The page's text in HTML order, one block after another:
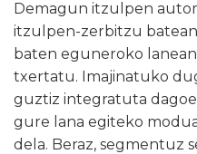
Demagun itzulpen
itzulpen-zerbitzu
baten eguneroko
txertatu. Imajinatuko
guztiz integratuta
gure lana egiteko
dela. Beraz, segmentuz